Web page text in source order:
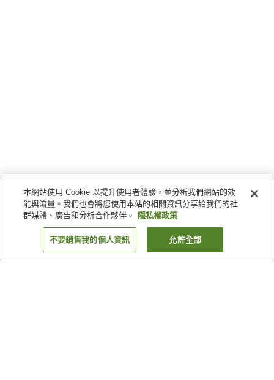
本網站使用 Cookie 以提升使用者體驗，並分析我們網站的效
能與流量。我們也會將您使用本站的相關資訊分享給我們的社
群媒體、廣告和分析合作夥伴。
隱私權政策
不要銷售我的個人資訊 允許全部